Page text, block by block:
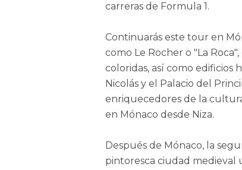
carreras de Formula 1.
Continuarás este tour en
como Le Rocher o "La
coloridas, así como edificios
Nicolás y el Palacio del
enriquecedores de la
en Mónaco desde Niza.
Después de Mónaco, la
pintoresca ciudad medieval